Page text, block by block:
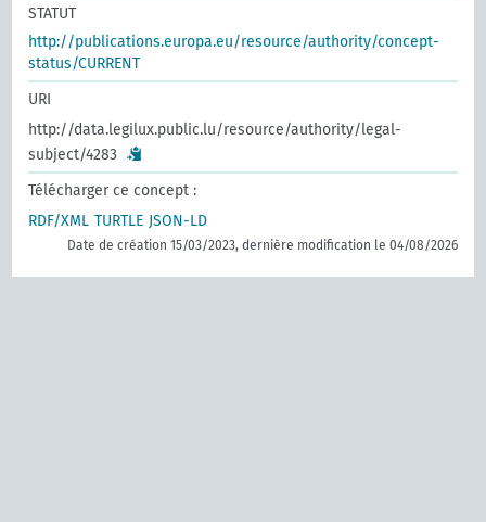
STATUT
http://publications.europa.eu/resource/authority/concept-
status/CURRENT
URI
http://data.legilux.public.lu/resource/authority/legal-
subject/4283
Télécharger ce concept :
RDF/XML TURTLE JSON-LD
Date de création 15/03/2023, dernière modification le 04/08/2026